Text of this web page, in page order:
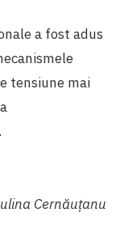
a fost adus
tensiune mai
Cernăuțanu